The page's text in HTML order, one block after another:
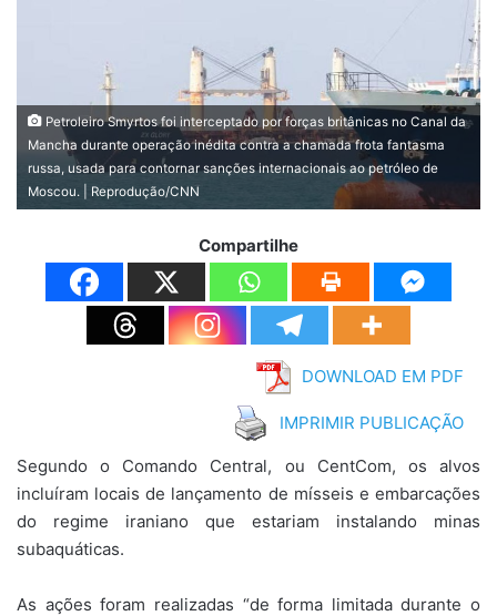
Petroleiro Smyrtos foi interceptado por forças britânicas no Canal da
Mancha durante operação inédita contra a chamada frota fantasma
russa, usada para contornar sanções internacionais ao petróleo de
Moscou. | Reprodução/CNN
Compartilhe
DOWNLOAD EM PDF
IMPRIMIR PUBLICAÇÃO
Segundo o Comando Central, ou CentCom, os alvos
incluíram locais de lançamento de mísseis e embarcações
do regime iraniano que estariam instalando minas
subaquáticas.
As ações foram realizadas “de forma limitada durante o